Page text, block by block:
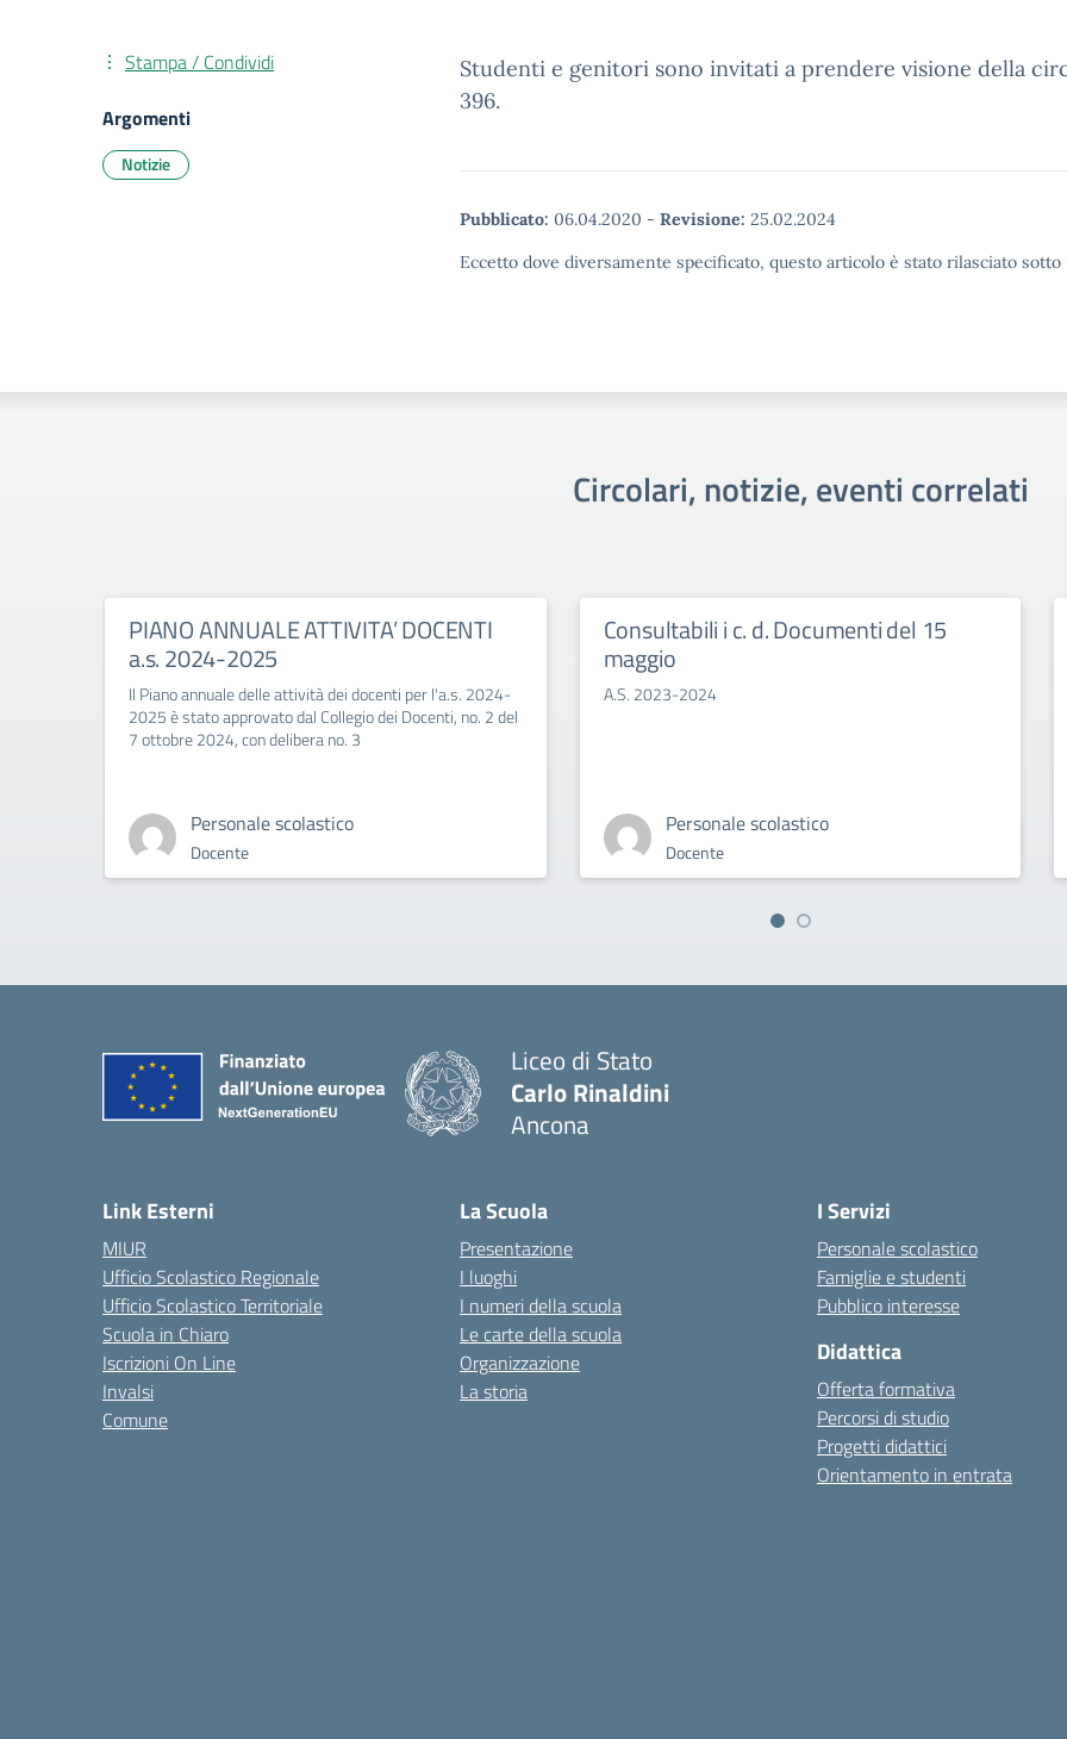
Studenti e genitori sono invitati a prendere visione della
396.
Pubblicato: 06.04.2020 - Revisione: 25.02.2024
Eccetto dove diversamente specificato, questo articolo è stato rilasciato
Stampa / Condividi
Argomenti
Notizie
Circolari, notizie, eventi correlati
PIANO ANNUALE ATTIVITA’ DOCENTI
a.s. 2024-2025
Il Piano annuale delle attività dei docenti per l'a.s. 2024-
2025 è stato approvato dal Collegio dei Docenti, no. 2 del
7 ottobre 2024, con delibera no. 3
Personale scolastico
Docente
Consultabili i c. d. Documenti del 15
maggio
A.S. 2023-2024
Personale scolastico
Docente
Liceo di Stato
Carlo Rinaldini
Ancona
Link Esterni
MIUR
Ufficio Scolastico Regionale
Ufficio Scolastico Territoriale
Scuola in Chiaro
Iscrizioni On Line
Invalsi
Comune
La Scuola
Presentazione
I luoghi
I numeri della scuola
Le carte della scuola
Organizzazione
La storia
I Servizi
Personale scolastico
Famiglie e studenti
Pubblico interesse
Didattica
Offerta formativa
Percorsi di studio
Progetti didattici
Orientamento in entrata